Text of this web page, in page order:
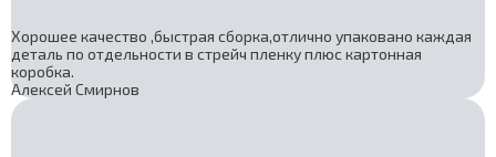
Хорошее качество ,быстрая сборка,отлично упаковано каждая
деталь по отдельности в стрейч пленку плюс картонная
коробка.
Алексей Смирнов